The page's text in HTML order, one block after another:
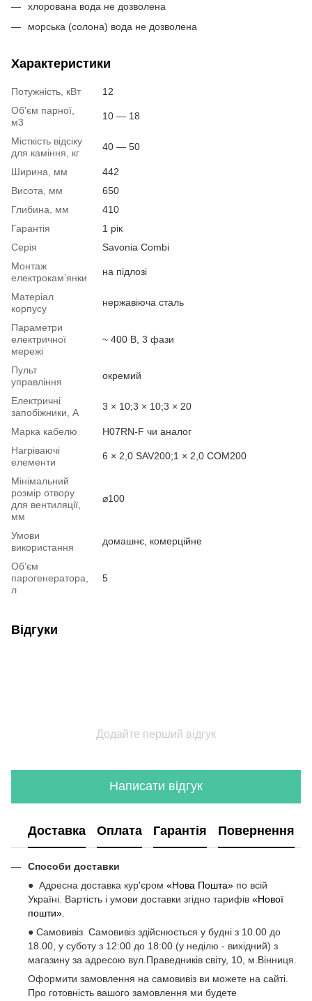
хлорована вода не дозволена
морська (солона) вода не дозволена
Характеристики
Потужність, кВт
12
Об’єм парної,
м3
10 — 18
Місткість відсіку
для каміння, кг
40 — 50
Ширина, мм
442
Висота, мм
650
Глибина, мм
410
Гарантія
1 рік
Серія
Savonia Combi
Монтаж
електрокам’янки
на підлозі
Матеріал
корпусу
нержавіюча сталь
Параметри
електричної
мережі
~ 400 В, 3 фази
Пульт
управління
окремий
Електричні
запобіжники, А
3 × 10;3 × 10;3 × 20
Марка кабелю
H07RN-F чи аналог
Нагріваючі
елементи
6 × 2,0 SAV200;1 × 2,0 COM200
Мінімальний
розмір отвору
для вентиляції,
мм
⌀100
Умови
використання
домашнє, комерційне
Об’єм
парогенератора,
л
5
Відгуки
Додайте перший відгук
Написати відгук
Доставка Оплата Гарантія Повернення
Способи доставки
● Адресна доставка кур'єром «Нова Пошта» по всій
Україні. Вартість і умови доставки згідно тарифів «Нової
пошти».
● Самовивіз Самовивіз здійснюється у будні з 10.00 до
18.00, у суботу з 12:00 до 18:00 (у неділю - вихідний) з
магазину за адресою вул.Праведників світу, 10, м.Вінниця.
Оформити замовлення на самовивіз ви можете на сайті.
Про готовність вашого замовлення ми будете